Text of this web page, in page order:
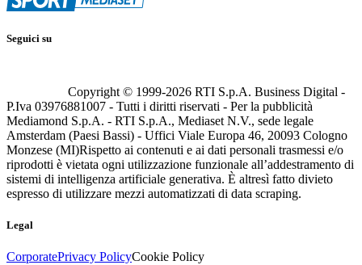
Seguici su
Copyright © 1999-2026 RTI S.p.A. Business Digital -
P.Iva 03976881007 - Tutti i diritti riservati - Per la pubblicità
Mediamond S.p.A. - RTI S.p.A., Mediaset N.V., sede legale
Amsterdam (Paesi Bassi) - Uffici Viale Europa 46, 20093 Cologno
Monzese (MI)Rispetto ai contenuti e ai dati personali trasmessi e/o
riprodotti è vietata ogni utilizzazione funzionale all’addestramento di
sistemi di intelligenza artificiale generativa. È altresì fatto divieto
espresso di utilizzare mezzi automatizzati di data scraping.
Legal
CorporatePrivacy PolicyCookie Policy